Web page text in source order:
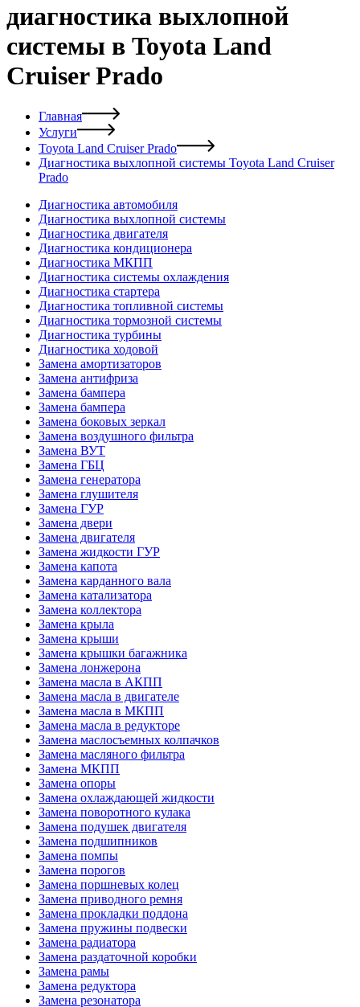
диагностика выхлопной
системы в Toyota Land
Cruiser Prado
Главная
Услуги
Toyota Land Cruiser Prado
Диагностика выхлопной системы Toyota Land Cruiser
Prado
Диагностика автомобиля
Диагностика выхлопной системы
Диагностика двигателя
Диагностика кондиционера
Диагностика МКПП
Диагностика системы охлаждения
Диагностика стартера
Диагностика топливной системы
Диагностика тормозной системы
Диагностика турбины
Диагностика ходовой
Замена амортизаторов
Замена антифриза
Замена бампера
Замена бампера
Замена боковых зеркал
Замена воздушного фильтра
Замена ВУТ
Замена ГБЦ
Замена генератора
Замена глушителя
Замена ГУР
Замена двери
Замена двигателя
Замена жидкости ГУР
Замена капота
Замена карданного вала
Замена катализатора
Замена коллектора
Замена крыла
Замена крыши
Замена крышки багажника
Замена лонжерона
Замена масла в АКПП
Замена масла в двигателе
Замена масла в МКПП
Замена масла в редукторе
Замена маслосъемных колпачков
Замена масляного фильтра
Замена МКПП
Замена опоры
Замена охлаждающей жидкости
Замена поворотного кулака
Замена подушек двигателя
Замена подшипников
Замена помпы
Замена порогов
Замена поршневых колец
Замена приводного ремня
Замена прокладки поддона
Замена пружины подвески
Замена радиатора
Замена раздаточной коробки
Замена рамы
Замена редуктора
Замена резонатора